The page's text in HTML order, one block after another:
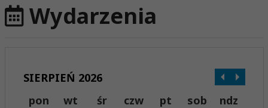
Wydarzenia
SIERPIEŃ 2026
pon
wt śr czw pt sob ndz